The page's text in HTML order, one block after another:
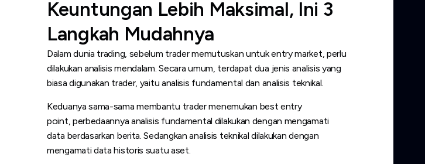
Keuntungan Lebih Maksimal, Ini 3
Langkah Mudahnya
Dalam dunia trading, sebelum trader memutuskan untuk entry market, perlu
dilakukan analisis mendalam. Secara umum, terdapat dua jenis analisis yang
biasa digunakan trader, yaitu analisis fundamental dan analisis teknikal.
Keduanya sama-sama membantu trader menemukan best entry
point, perbedaannya analisis fundamental dilakukan dengan mengamati
data berdasarkan berita. Sedangkan analisis teknikal dilakukan dengan
mengamati data historis suatu aset.